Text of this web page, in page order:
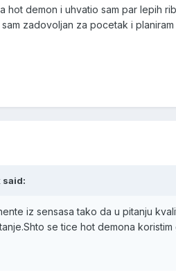
demon i uhvatio sam par lepih
zadovoljan za pocetak i
said:
iz sensasa tako da u pitanju
se tice hot demona